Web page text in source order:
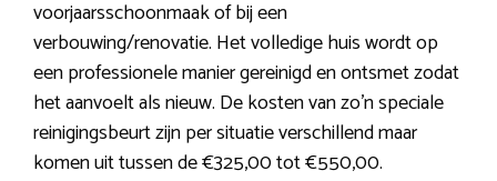
voorjaarsschoonmaak of bij een
verbouwing/renovatie. Het volledige huis wordt op
een professionele manier gereinigd en ontsmet zodat
het aanvoelt als nieuw. De kosten van zo’n speciale
reinigingsbeurt zijn per situatie verschillend maar
komen uit tussen de €325,00 tot €550,00.